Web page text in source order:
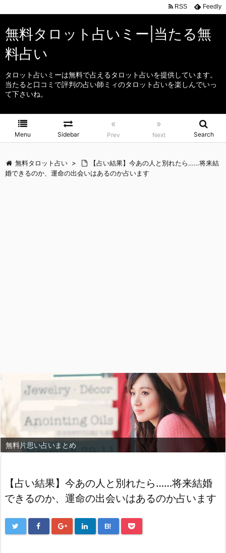
無料タロット占いミー|当たる無
料占い
タロット占いミーは無料で占えるタロット占いを提供しています。
当たると口コミで評判の占い師ミィのタロット占いを楽しんでいっ
て下さいね。
Menu Sidebar
«
Prev
»
Next Search
RSS Feedly
無料タロット占い >
【占い結果】今あの人と別れたら……将来結
婚できるのか、運命の出会いはあるのか占います
無料片思い占いまとめ
【占い結果】今あの人と別れたら……将来結婚
できるのか、運命の出会いはあるのか占います
B!